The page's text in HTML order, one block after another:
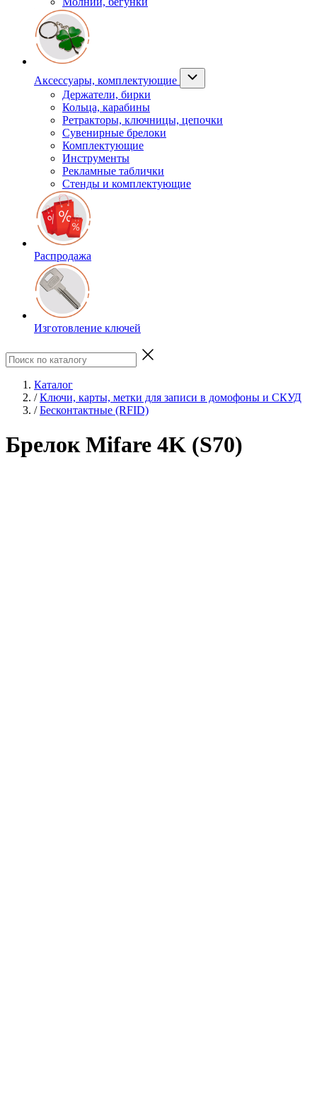
Аксессуары, комплектующие
Держатели, бирки
Кольца, карабины
Ретракторы, ключницы, цепочки
Сувенирные брелоки
Комплектующие
Инструменты
Рекламные таблички
Стенды и комплектующие
Распродажа
Изготовление ключей
Каталог
/ Ключи, карты, метки для записи в домофоны и СКУД
/ Бесконтактные (RFID)
Брелок Mifare 4K (S70)